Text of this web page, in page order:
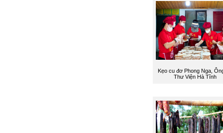
Kẹo cu đơ Phong Nga,
Thư Viện Hà Tĩnh